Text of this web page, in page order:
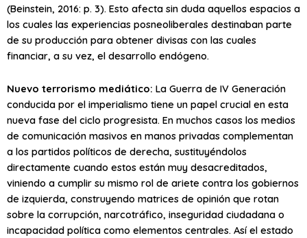
(Beinstein, 2016: p. 3). Esto afecta sin duda aquellos espacios a
los cuales las experiencias posneoliberales destinaban parte
de su producción para obtener divisas con las cuales
financiar, a su vez, el desarrollo endógeno.
Nuevo terrorismo mediático: La Guerra de IV Generación
conducida por el imperialismo tiene un papel crucial en esta
nueva fase del ciclo progresista. En muchos casos los medios
de comunicación masivos en manos privadas complementan
a los partidos políticos de derecha, sustituyéndolos
directamente cuando estos están muy desacreditados,
viniendo a cumplir su mismo rol de ariete contra los gobiernos
de izquierda, construyendo matrices de opinión que rotan
sobre la corrupción, narcotráfico, inseguridad ciudadana o
incapacidad política como elementos centrales. Así el estado